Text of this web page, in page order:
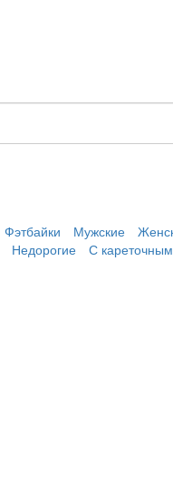
Фэтбайки Мужские
Недорогие
С